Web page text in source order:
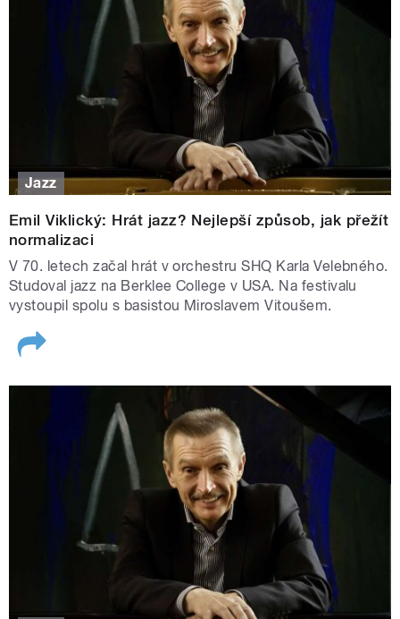
Jazz
Emil Viklický: Hrát jazz? Nejlepší způsob, jak přežít
normalizaci
V 70. letech začal hrát v orchestru SHQ Karla Velebného.
Studoval jazz na Berklee College v USA. Na festivalu
vystoupil spolu s basistou Miroslavem Vitoušem.